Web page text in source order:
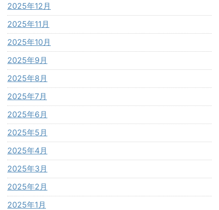
2025年12月
2025年11月
2025年10月
2025年9月
2025年8月
2025年7月
2025年6月
2025年5月
2025年4月
2025年3月
2025年2月
2025年1月